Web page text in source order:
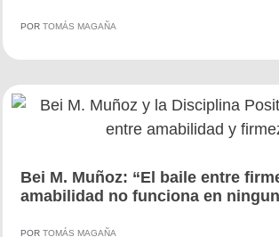
POR TOMÁS MAGAÑA
Bei M. Muñoz: “El baile entre
amabilidad no funciona en
POR TOMÁS MAGAÑA